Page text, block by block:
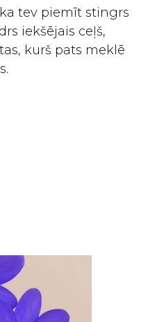
tev piemīt stingrs
iekšējais ceļš,
kurš pats meklē